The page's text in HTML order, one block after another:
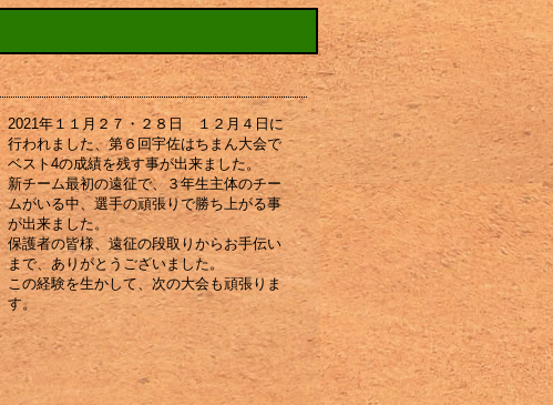
2021年１１月２７・２８日 １２月４日に
行われました、第６回宇佐はちまん大会で
ベスト4の成績を残す事が出来ました。
新チーム最初の遠征で、３年生主体のチー
ムがいる中、選手の頑張りで勝ち上がる事
が出来ました。
保護者の皆様、遠征の段取りからお手伝い
まで、ありがとうございました。
この経験を生かして、次の大会も頑張りま
す。